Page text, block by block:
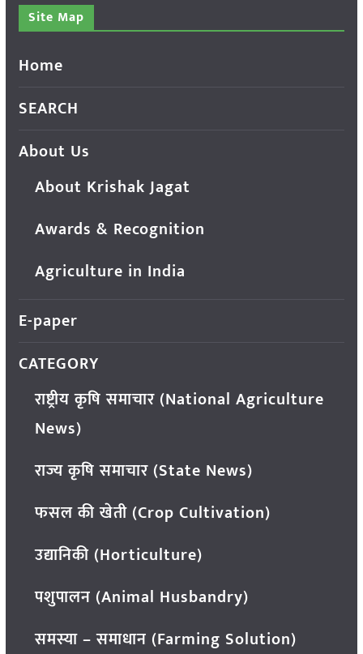
Site Map
Home
SEARCH
About Us
About Krishak Jagat
Awards & Recognition
Agriculture in India
E-paper
CATEGORY
राष्ट्रीय कृषि समाचार (National Agriculture
News)
राज्य कृषि समाचार (State News)
फसल की खेती (Crop Cultivation)
उद्यानिकी (Horticulture)
पशुपालन (Animal Husbandry)
समस्या – समाधान (Farming Solution)